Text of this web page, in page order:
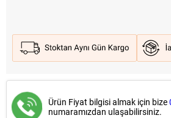
Ürün Fiyat bilgisi almak için bize
numaramızdan ulaşabilirsiniz.